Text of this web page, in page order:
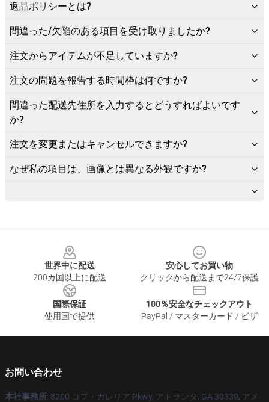
返品ポリシーとは?
間違った/欠陥のある項目を受け取りましたか?
注文からアイテムが不足していますか?
注文の問題を報告する時間枠は何ですか?
間違った配送先住所を入力するとどうすればよいです
か?
注文を変更またはキャンセルできますか?
なぜ私の項目は、画像とは異なる外観ですか?
世界中に配送
200カ国以上に配送
安心してお買い物
クリックから配送まで24/7保護
国際保証
使用国で提供
100％安全なチェックアウト
PayPal / マスターカード / ビザ
お問い合わせ
本社事務所: 8200 コブ・ガレリア Pkwy, アトランタ, GA 30339, アメ